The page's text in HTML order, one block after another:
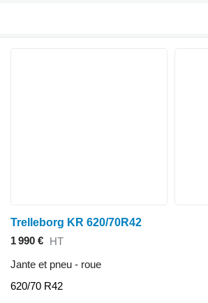
Trelleborg KR 620/70R42
1 990 € HT
Jante et pneu - roue
620/70 R42